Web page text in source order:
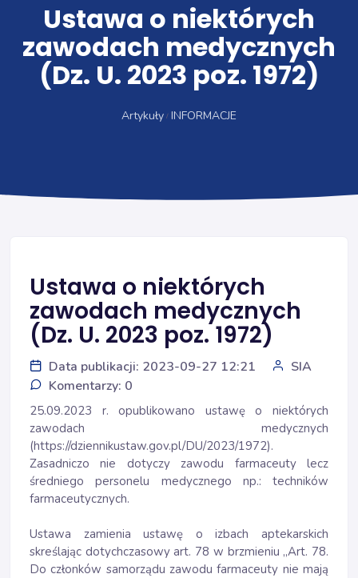
Ustawa o niektórych
zawodach medycznych
(Dz. U. 2023 poz. 1972)
Artykuły INFORMACJE
Ustawa o niektórych
zawodach medycznych
(Dz. U. 2023 poz. 1972)
Data publikacji: 2023-09-27 12:21
SIA
Komentarzy: 0
25.09.2023 r. opublikowano ustawę o niektórych
zawodach medycznych
(https://dziennikustaw.gov.pl/DU/2023/1972).
Zasadniczo nie dotyczy zawodu farmaceuty lecz
średniego personelu medycznego np.: techników
farmaceutycznych.
Ustawa zamienia ustawę o izbach aptekarskich
skreślając dotychczasowy art. 78 w brzmieniu „Art. 78.
Do członków samorządu zawodu farmaceuty nie mają